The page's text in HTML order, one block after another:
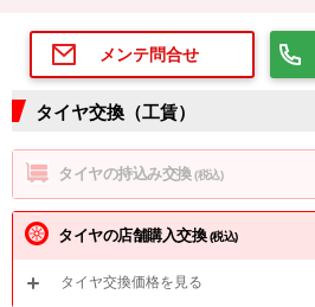
メンテ問合せ
タイヤ交換（工賃）
タイヤの持込み交換(税込)
タイヤの店舗購入交換(税込)
タイヤ交換価格を見る